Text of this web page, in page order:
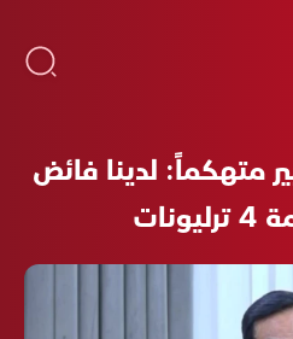
متهكماً: لدينا فائض